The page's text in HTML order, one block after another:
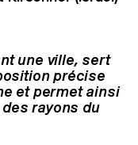
une ville, sert
précise
et permet ainsi
des rayons du